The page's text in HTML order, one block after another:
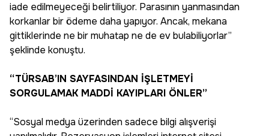
iade edilmeyeceği belirtiliyor. Parasının yanmasından
korkanlar bir ödeme daha yapıyor. Ancak, mekana
gittiklerinde ne bir muhatap ne de ev bulabiliyorlar”
şeklinde konuştu.
“TÜRSAB’IN SAYFASINDAN İŞLETMEYİ
SORGULAMAK MADDİ KAYIPLARI ÖNLER”
“Sosyal medya üzerinden sadece bilgi alışverişi